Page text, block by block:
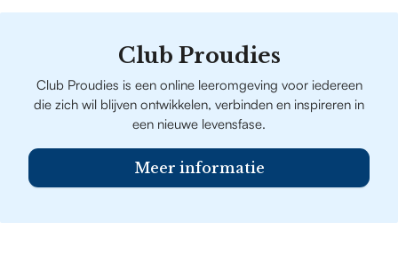
Club Proudies
Club Proudies is een online leeromgeving voor iedereen
die zich wil blijven ontwikkelen, verbinden en inspireren in
een nieuwe levensfase.
Meer informatie